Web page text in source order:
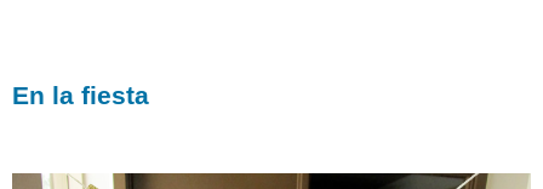
En la fiesta